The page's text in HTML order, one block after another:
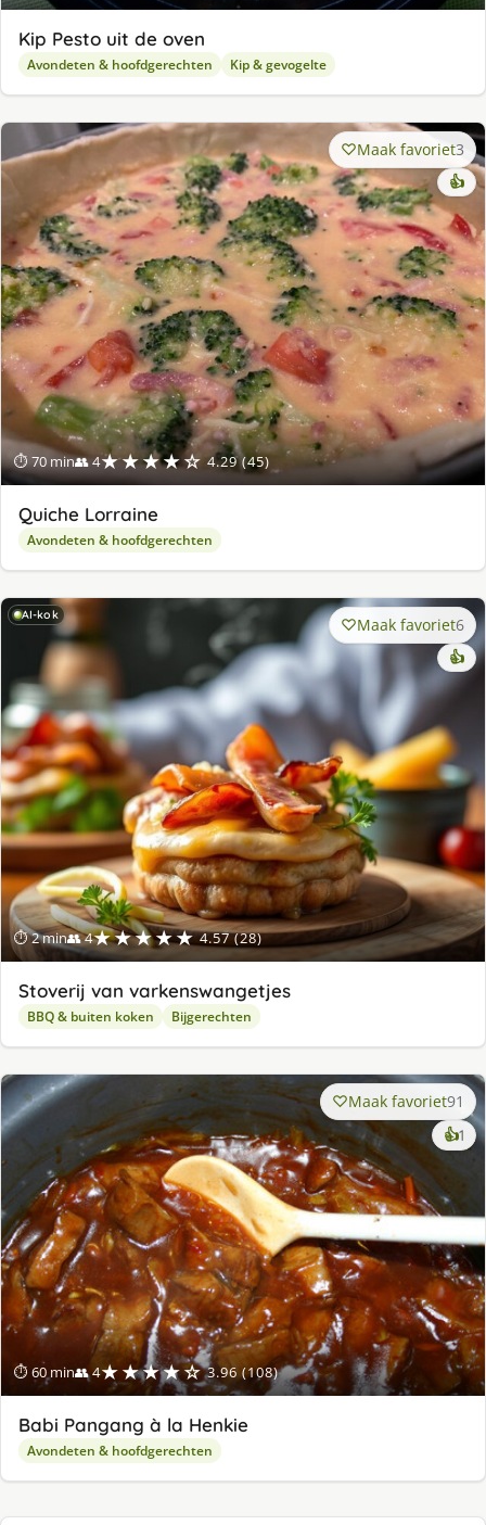
Kip Pesto uit de oven
Avondeten & hoofdgerechten Kip & gevogelte
⏱ 70 min👥 4★★★★☆ 4.29 (45)
Maak favoriet3
👍
Quiche Lorraine
Avondeten & hoofdgerechten
AI-kok
⏱ 2 min👥 4★★★★★ 4.57 (28)
Maak favoriet6
👍
Stoverij van varkenswangetjes
BBQ & buiten koken Bijgerechten
⏱ 60 min👥 4★★★★☆ 3.96 (108)
Maak favoriet91
👍1
Babi Pangang à la Henkie
Avondeten & hoofdgerechten